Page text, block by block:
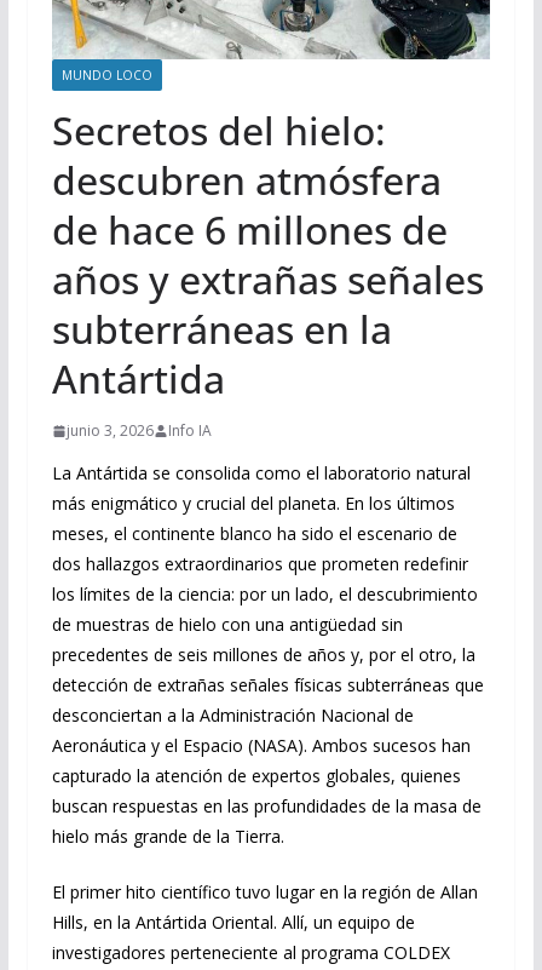
MUNDO LOCO
Secretos del hielo:
descubren atmósfera
de hace 6 millones de
años y extrañas señales
subterráneas en la
Antártida
junio 3, 2026 Info IA
La Antártida se consolida como el laboratorio natural
más enigmático y crucial del planeta. En los últimos
meses, el continente blanco ha sido el escenario de
dos hallazgos extraordinarios que prometen redefinir
los límites de la ciencia: por un lado, el descubrimiento
de muestras de hielo con una antigüedad sin
precedentes de seis millones de años y, por el otro, la
detección de extrañas señales físicas subterráneas que
desconciertan a la Administración Nacional de
Aeronáutica y el Espacio (NASA). Ambos sucesos han
capturado la atención de expertos globales, quienes
buscan respuestas en las profundidades de la masa de
hielo más grande de la Tierra.
El primer hito científico tuvo lugar en la región de Allan
Hills, en la Antártida Oriental. Allí, un equipo de
investigadores perteneciente al programa COLDEX